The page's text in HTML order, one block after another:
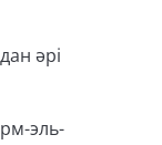
әрі
эль-